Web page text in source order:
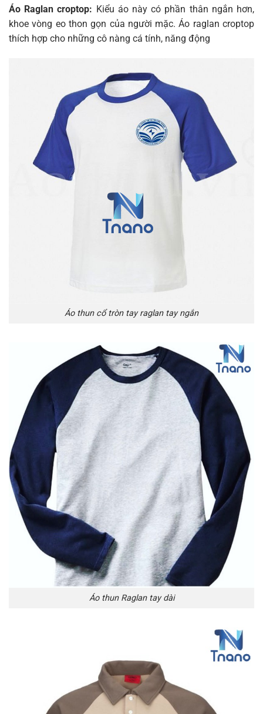
Áo Raglan croptop: Kiểu áo này có phần thân ngắn hơn,
khoe vòng eo thon gọn của người mặc. Áo raglan croptop
thích hợp cho những cô nàng cá tính, năng động
Áo thun cổ tròn tay raglan tay ngắn
Áo thun Raglan tay dài